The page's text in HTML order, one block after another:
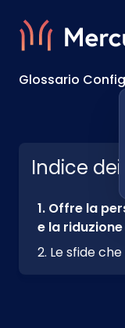
Glossario
Indice
Offre la
e la
Le sfide